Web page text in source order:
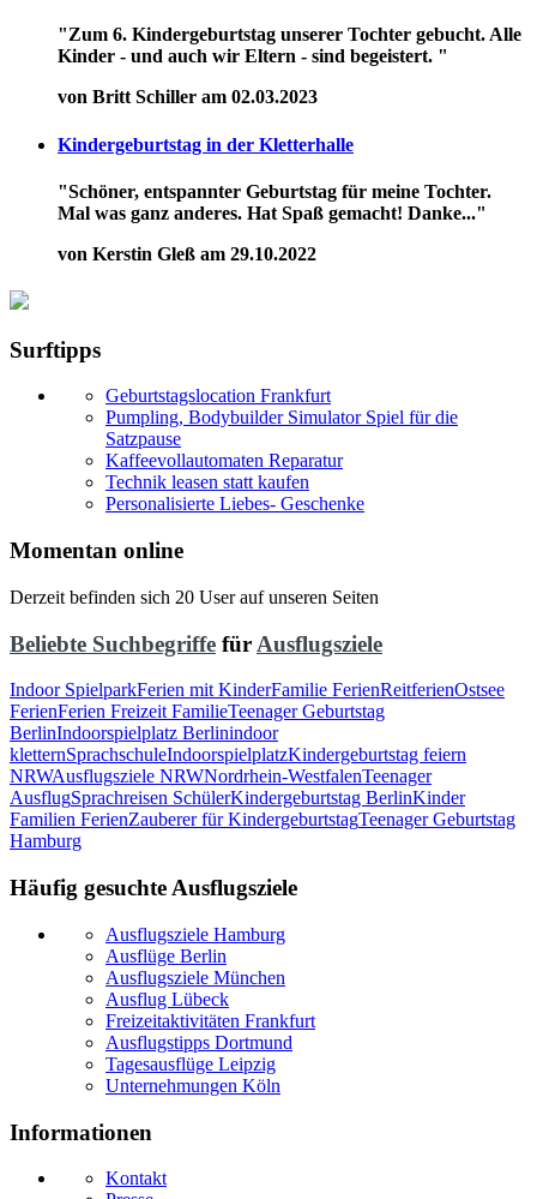
"Zum 6. Kindergeburtstag unserer Tochter gebucht. Alle
Kinder - und auch wir Eltern - sind begeistert. "
von Britt Schiller am 02.03.2023
Kindergeburtstag in der Kletterhalle
"Schöner, entspannter Geburtstag für meine Tochter.
Mal was ganz anderes. Hat Spaß gemacht! Danke..."
von Kerstin Gleß am 29.10.2022
Surftipps
Geburtstagslocation Frankfurt
Pumpling, Bodybuilder Simulator Spiel für die
Satzpause
Kaffeevollautomaten Reparatur
Technik leasen statt kaufen
Personalisierte Liebes- Geschenke
Momentan online
Derzeit befinden sich 20 User auf unseren Seiten
Beliebte Suchbegriffe für Ausflugsziele
Indoor SpielparkFerien mit KinderFamilie FerienReitferienOstsee
FerienFerien Freizeit FamilieTeenager Geburtstag
BerlinIndoorspielplatz Berlinindoor
kletternSprachschuleIndoorspielplatzKindergeburtstag feiern
NRWAusflugsziele NRWNordrhein-WestfalenTeenager
AusflugSprachreisen SchülerKindergeburtstag BerlinKinder
Familien FerienZauberer für KindergeburtstagTeenager Geburtstag
Hamburg
Häufig gesuchte Ausflugsziele
Ausflugsziele Hamburg
Ausflüge Berlin
Ausflugsziele München
Ausflug Lübeck
Freizeitaktivitäten Frankfurt
Ausflugstipps Dortmund
Tagesausflüge Leipzig
Unternehmungen Köln
Informationen
Kontakt